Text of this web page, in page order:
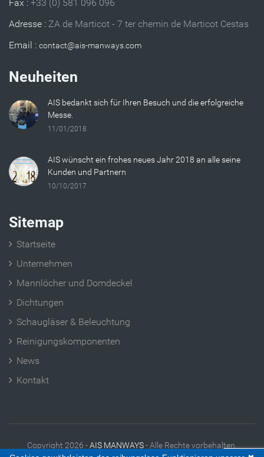
Fax : +33 (0) 581 096 096
Adresse : ZA de Marticot - 7 ter chemin de Marticot Cestas
Email :
Neuheiten
AIS bedankt sich für Ihren Besuch und die erfolgreiche
Messe.
11/01/2018
AIS wünscht ein frohes neues Jahr 2018 an alle seine
Kunden und Partnern
10/10/2017
Sitemap
Startseite
Unternehmen
Mannlöcher und Domdeckel
Dichtungen
Schaugläser & Beleuchtung
Reinigungskomponenten
News
Kontakt
Copyright 2026 -AIS MANWAYS- Alle Rechte vorbehalten.